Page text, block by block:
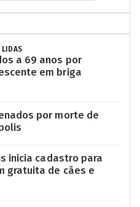
LIDAS
a 69 anos por
em briga
por morte de
inicia cadastro para
gratuita de cães e